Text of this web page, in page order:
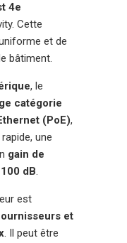
4e
Cette
et de
bâtiment.
, le
catégorie
(PoE),
une
gain de
dB.
est
et
. Il peut être